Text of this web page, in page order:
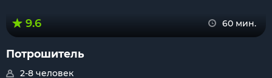
9.6 60 мин.
Потрошитель
2-8 человек